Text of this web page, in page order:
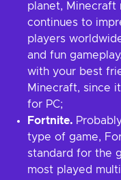
planet, Minecraft
continues to
players
and fun
with your best
Minecraft, since
for PC;
Fortnite.
type of game,
standard for the
most played